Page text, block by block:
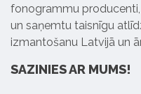
fonogrammu
un saņemtu taisnīgu
izmantošanu Latvijā un
SAZINIES AR MUMS!